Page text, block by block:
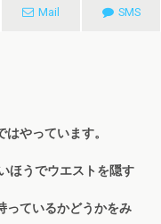
Mail SMS
やっています。
ほうでウエストを隠す
っているかどうかをみ